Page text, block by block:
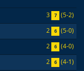
3 7
(5-2)
2 6
(5-0)
2 6
(4-0)
2 6
(4-1)